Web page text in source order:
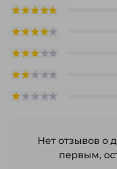
Нет отзывов о
первым,